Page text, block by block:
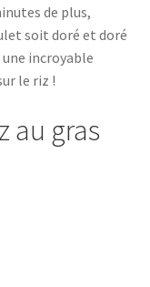
de plus,
soit doré et doré
incroyable
le riz !
au gras